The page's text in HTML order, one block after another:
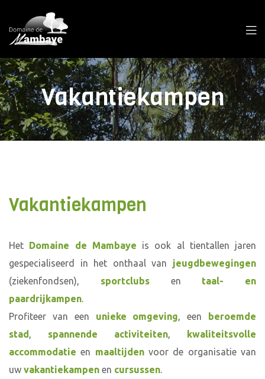
Vakantiekampen
Vakantiekampen
Het Domaine de Mambaye is ook al tientallen jaren
gespecialiseerd in het onthaal van jeugdbewegingen
(ziekenfondsen), sportclubsen taal- en
paardrijkampen.
Profiteer van een unieke omgeving, een
beroemde
stad , spannende activiteiten,
kwaliteitsvolle
accommodatie en maaltijdenvoor de organisatie van
uw vakantiekampen en cursussen.